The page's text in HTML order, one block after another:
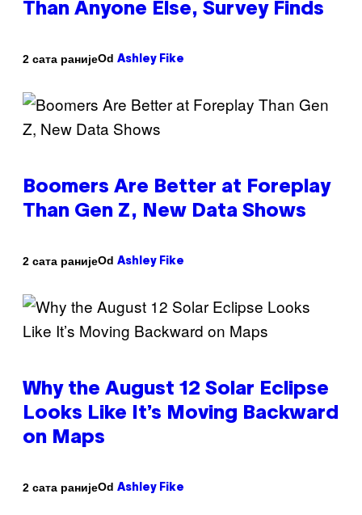
Than Anyone Else, Survey Finds
2 сата ранијеOd Ashley Fike
Boomers Are Better at Foreplay
Than Gen Z, New Data Shows
2 сата ранијеOd Ashley Fike
Why the August 12 Solar Eclipse
Looks Like It’s Moving Backward
on Maps
2 сата ранијеOd Ashley Fike